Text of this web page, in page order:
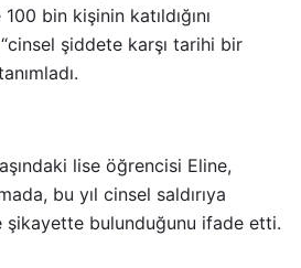
bin kişinin katıldığını
şiddete karşı tarihi bir
lise öğrencisi Eline,
bu yıl cinsel saldırıya
şikayette bulunduğunu ifade etti.